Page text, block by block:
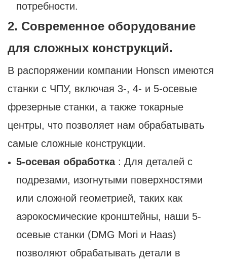
потребности.
2. Современное оборудование
для сложных конструкций.
В распоряжении компании Honscn имеются
станки с ЧПУ, включая 3-, 4- и 5-осевые
фрезерные станки, а также токарные
центры, что позволяет нам обрабатывать
самые сложные конструкции.
5-осевая обработка : Для деталей с
подрезами, изогнутыми поверхностями
или сложной геометрией, таких как
аэрокосмические кронштейны, наши 5-
осевые станки (DMG Mori и Haas)
позволяют обрабатывать детали в